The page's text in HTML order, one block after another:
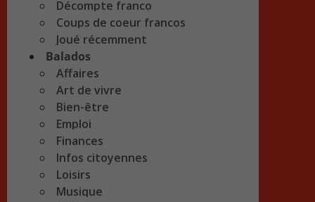
Décompte franco
Coups de coeur francos
Joué récemment
Balados
Affaires
Art de vivre
Bien-être
Emploi
Finances
Infos citoyennes
Loisirs
Musique